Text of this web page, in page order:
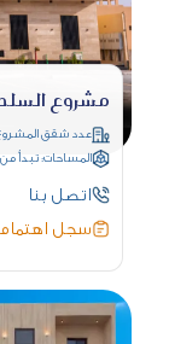
مشروع
عدد شقق المشروع: 18
المساحات: تبدأ من 105 الى 130 م2
اتصل بنا
سجل